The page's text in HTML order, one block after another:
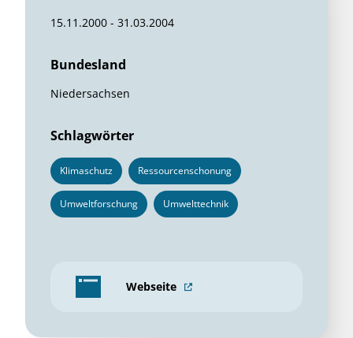
15.11.2000 - 31.03.2004
Bundesland
Niedersachsen
Schlagwörter
Klimaschutz Ressourcenschonung
Umweltforschung Umwelttechnik
Webseite